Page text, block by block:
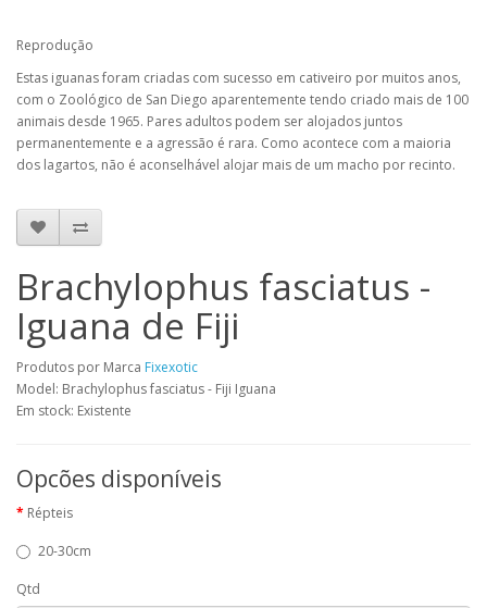
Reprodução
Estas iguanas foram criadas com sucesso em cativeiro por muitos anos,
com o Zoológico de San Diego aparentemente tendo criado mais de 100
animais desde 1965. Pares adultos podem ser alojados juntos
permanentemente e a agressão é rara. Como acontece com a maioria
dos lagartos, não é aconselhável alojar mais de um macho por recinto.
Brachylophus fasciatus -
Iguana de Fiji
Produtos por Marca Fixexotic
Model: Brachylophus fasciatus - Fiji Iguana
Em stock: Existente
Opcões disponíveis
Répteis
20-30cm
Qtd